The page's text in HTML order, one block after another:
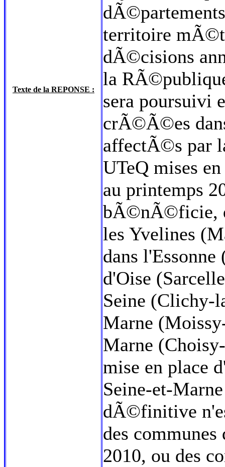
Texte de la REPONSE :
territoire
dÃ©cisions
la
sera poursuivi
crÃ©Ã©es
affectÃ©s par
UTeQ mises
au printemps
bÃ©nÃ©ficie,
les Yvelines
dans
d'Oise
Seine (Clichy-
Marne
Marne
mise en place
Seine-et-
dÃ©finitive
des
2010, ou des